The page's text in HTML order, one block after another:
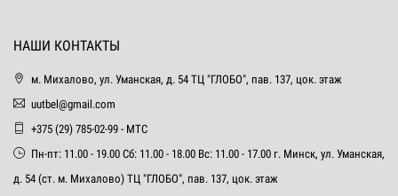
НАШИ КОНТАКТЫ
м. Михалово, ул. Уманская, д. 54 ТЦ "ГЛОБО", пав. 137, цок. этаж
uutbel@gmail.com
+375 (29) 785-02-99 - МТС
Пн-пт: 11.00 - 19.00 Сб: 11.00 - 18.00 Вс: 11.00 - 17.00 г. Минск, ул. Уманская,
д. 54 (ст. м. Михалово) ТЦ "ГЛОБО", пав. 137, цок. этаж